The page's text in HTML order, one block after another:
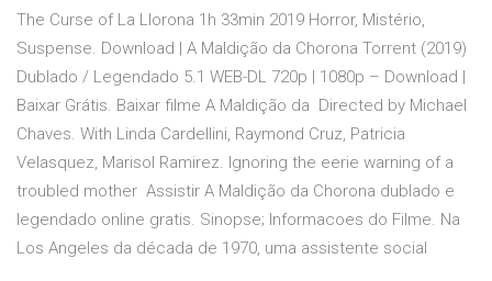
The Curse of La Llorona 1h 33min 2019 Horror, Mistério,
Suspense. Download | A Maldição da Chorona Torrent (2019)
Dublado / Legendado 5.1 WEB-DL 720p | 1080p – Download |
Baixar Grátis. Baixar filme A Maldição da Directed by Michael
Chaves. With Linda Cardellini, Raymond Cruz, Patricia
Velasquez, Marisol Ramirez. Ignoring the eerie warning of a
troubled mother Assistir A Maldição da Chorona dublado e
legendado online gratis. Sinopse; Informacoes do Filme. Na
Los Angeles da década de 1970, uma assistente social